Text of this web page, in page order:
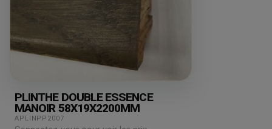
PLINTHE DOUBLE ESSENCE
MANOIR 58X19X2200MM
APLINPP2007